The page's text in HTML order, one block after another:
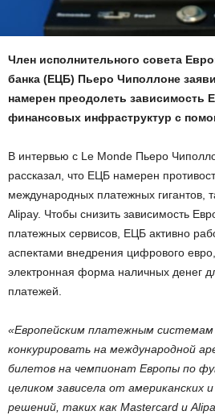
Член исполнительного совета
банка (ЕЦБ) Пьеро Чиполлоне
намерен преодолеть зависимость
финансовых инфраструктур с
В интервью с Le Monde Пьеро
рассказал, что ЕЦБ намерен
международных платежных гигантов,
Alipay. Чтобы снизить зависимость
платежных сервисов, ЕЦБ активно
аспектами внедрения цифрового
электронная форма наличных денег
платежей.
«Европейским платежным системам
конкурировать на международной
билетов на чемпионат Европы по
целиком зависела от американских
решений, таких как Mastercard и